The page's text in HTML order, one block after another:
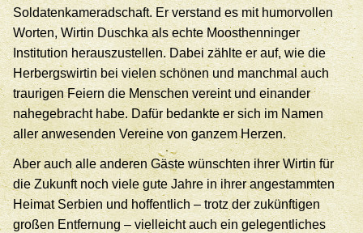
Soldatenkameradschaft. Er verstand es mit humorvollen
Worten, Wirtin Duschka als echte Moosthenninger
Institution herauszustellen. Dabei zählte er auf, wie die
Herbergswirtin bei vielen schönen und manchmal auch
traurigen Feiern die Menschen vereint und einander
nahegebracht habe. Dafür bedankte er sich im Namen
aller anwesenden Vereine von ganzem Herzen.
Aber auch alle anderen Gäste wünschten ihrer Wirtin für
die Zukunft noch viele gute Jahre in ihrer angestammten
Heimat Serbien und hoffentlich – trotz der zukünftigen
großen Entfernung – vielleicht auch ein gelegentliches